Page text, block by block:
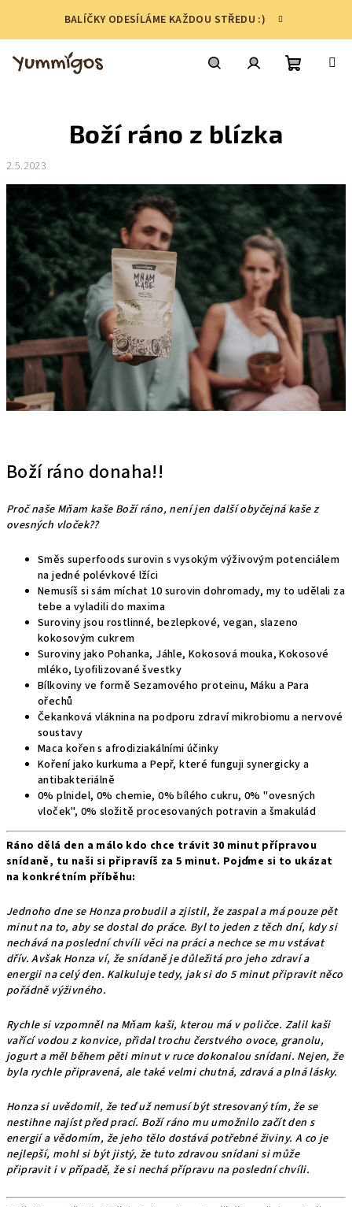
obsah
BALÍČKY ODESÍLÁME KAŽDOU STŘEDU :)
Boží ráno z blízka
2.5.2023
Boží ráno donaha!!
Proč naše Mňam kaše Boží ráno, není jen další obyčejná kaše z
ovesných vloček??
Směs superfoods surovin s vysokým výživovým potenciálem
na jedné polévkové lžíci
Nemusíš si sám míchat 10 surovin dohromady, my to udělali za
tebe a vyladili do maxima
Suroviny jsou rostlinné, bezlepkové, vegan, slazeno
kokosovým cukrem
Suroviny jako Pohanka, Jáhle, Kokosová mouka, Kokosové
mléko, Lyofilizované švestky
Bílkoviny ve formě Sezamového proteinu, Máku a Para
ořechů
Čekanková vláknina na podporu zdraví mikrobiomu a nervové
soustavy
Maca kořen s afrodiziakálními účinky
Koření jako kurkuma a Pepř, které funguji synergicky a
antibakteriálně
0% plnidel, 0% chemie, 0% bílého cukru, 0% "ovesných
vloček", 0% složitě procesovaných potravin a šmakulád
Ráno dělá den a málo kdo chce trávit 30 minut přípravou
snídaně, tu naši si připravíš za 5 minut. Pojďme si to ukázat
na konkrétním příběhu:
Jednoho dne se Honza probudil a zjistil, že zaspal a má pouze pět
minut na to, aby se dostal do práce. Byl to jeden z těch dní, kdy si
nechává na poslední chvíli věci na práci a nechce se mu vstávat
dřív. Avšak Honza ví, že snídaně je důležitá pro jeho zdraví a
energii na celý den. Kalkuluje tedy, jak si do 5 minut připravit něco
pořádně výživného.
Rychle si vzpomněl na Mňam kaši, kterou má v poličce. Zalil kaši
vařící vodou z konvice, přidal trochu čerstvého ovoce, granolu,
jogurt a měl během pěti minut v ruce dokonalou snídani. Nejen, že
byla rychle připravená, ale také velmi chutná, zdravá a plná lásky.
Honza si uvědomil, že teď už nemusí být stresovaný tím, že se
nestihne najíst před prací. Boží ráno mu umožnilo začít den s
energií a vědomím, že jeho tělo dostává potřebné živiny. A co je
nejlepší, mohl si být jistý, že tuto zdravou snídani si může
připravit i v případě, že si nechá přípravu na poslední chvíli.